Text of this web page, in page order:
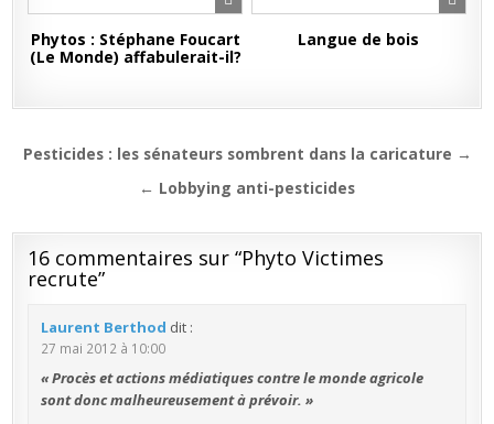
Phytos : Stéphane Foucart
(Le Monde) affabulerait-il?
Langue de bois
Navigation
Pesticides : les sénateurs sombrent dans la caricature →
← Lobbying anti-pesticides
16 commentaires sur “Phyto Victimes
recrute”
Laurent Berthod dit :
27 mai 2012 à 10:00
« Procès et actions médiatiques contre le monde agricole
sont donc malheureusement à prévoir. »